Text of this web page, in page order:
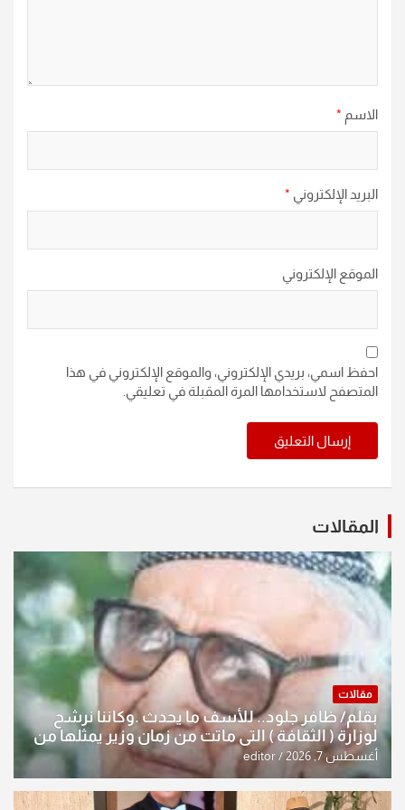
الاسم *
البريد الإلكتروني *
الموقع الإلكتروني
احفظ اسمي، بريدي الإلكتروني، والموقع الإلكتروني في هذا
المتصفح لاستخدامها المرة المقبلة في تعليقي.
المقالات
مقالات
بقلم/ ظافر جلود.. للأسف ما يحدث .وكاننا نرشح
لوزارة ( الثقافة ) التي ماتت من زمان وزير يمثلها من
النخبة والإرث العظيم للثقافة العراقية..
أغسطس 7, 2026 editor